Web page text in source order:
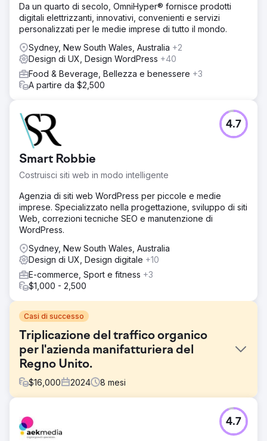
Da un quarto di secolo, OmniHyper® fornisce prodotti
digitali elettrizzanti, innovativi, convenienti e servizi
personalizzati per le medie imprese di tutto il mondo.
Sydney, New South Wales, Australia +2
Design di UX, Design WordPress +40
Food & Beverage, Bellezza e benessere +3
A partire da $2,500
Smart Robbie
Costruisci siti web in modo intelligente
4.7
Agenzia di siti web WordPress per piccole e medie
imprese. Specializzato nella progettazione, sviluppo di siti
Web, correzioni tecniche SEO e manutenzione di
WordPress.
Sydney, New South Wales, Australia
Design di UX, Design digitale +10
E-commerce, Sport e fitness +3
$1,000 - 2,500
Casi di successo
Triplicazione del traffico organico
per l'azienda manifatturiera del
Regno Unito.
$16,000 2024 8 mesi
Il sito del cliente aveva un basso posizionamento nei
termini di settore, bassi punteggi SEO tecnici, tempi di
4.7